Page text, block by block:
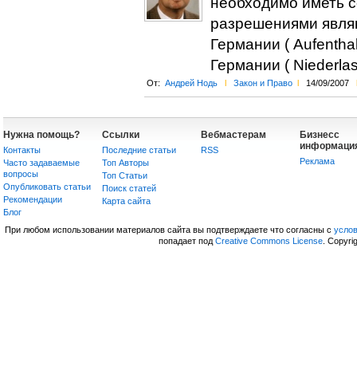
разрешениями
Германии (
Германии (
От: Андрей Нодь l Закон и Право l 14/09/2007 l
Нужна помощь?
Контакты
Часто задаваемые
вопросы
Опубликовать статьи
Рекомендации
Блог
Ссылки
Последние статьи
Топ Авторы
Топ Статьи
Поиск статей
Карта сайта
Вебмастерам
RSS
Бизнесс
Реклама
При любом использовании материалов сайта вы подтверждаете что согласны с
попадает под Creative Commons License.